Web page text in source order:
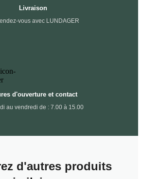
Livraison
vous avec LUNDAGER
d'ouverture et contact
au vendredi de : 7.00 à 15.00
d'autres produits